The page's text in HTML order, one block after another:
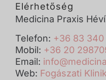
Elérhetőség
Medicina Praxis
Telefon: +36 83 340
Mobil: +36 20
Email:
Web: Fogászati